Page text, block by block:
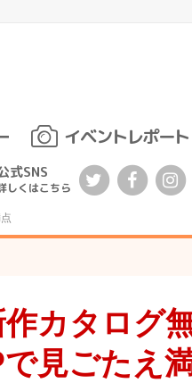
イベントレポート
式SNS
しくはこちら
カタログ
見ごたえ